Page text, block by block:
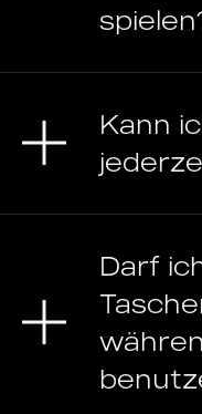
Kann
Darf